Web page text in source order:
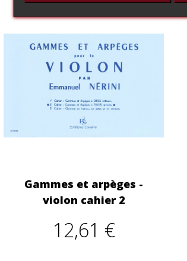
Gammes et arpèges -
violon cahier 2
12,61 €